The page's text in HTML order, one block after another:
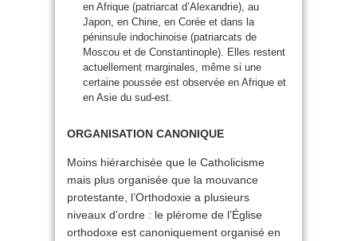
en Afrique (patriarcat d’Alexandrie), au
Japon, en Chine, en Corée et dans la
péninsule indochinoise (patriarcats de
Moscou et de Constantinople). Elles restent
actuellement marginales, même si une
certaine poussée est observée en Afrique et
en Asie du sud-est.
ORGANISATION CANONIQUE
Moins hiérarchisée que le Catholicisme
mais plus organisée que la mouvance
protestante, l’Orthodoxie a plusieurs
niveaux d’ordre : le plérome de l’Église
orthodoxe est canoniquement organisé en